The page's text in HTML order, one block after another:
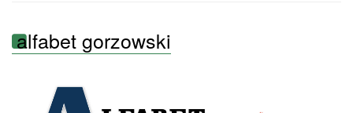
alfabet gorzowski